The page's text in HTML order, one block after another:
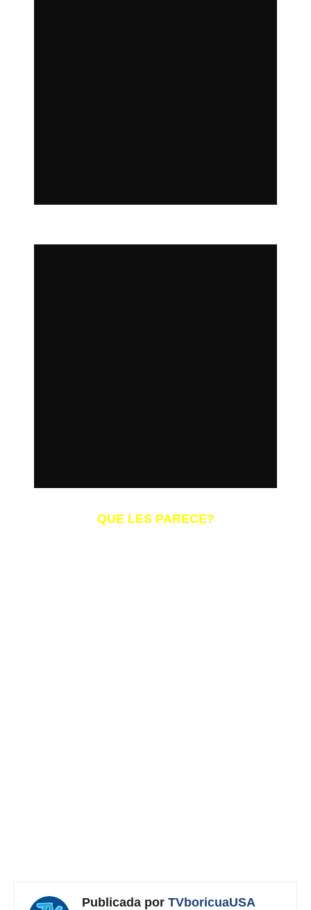
QUE LES PARECE?
Publicada por TVboricuaUSA